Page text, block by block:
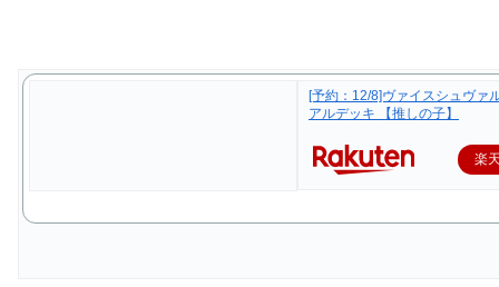
[予約：12/8]ヴァイスシュヴァ
アルデッキ 【推しの子】
楽